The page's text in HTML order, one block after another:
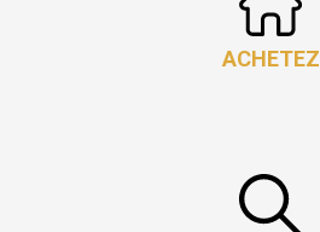
ACHETEZ